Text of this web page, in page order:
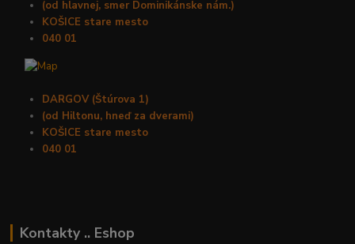
(od hlavnej, smer Dominikánske nám.)
KOŠICE stare mesto
040 01
DARGOV (Štúrova 1)
(od Hiltonu, hneď za dverami)
KOŠICE stare mesto
040 01
Kontakty .. Eshop